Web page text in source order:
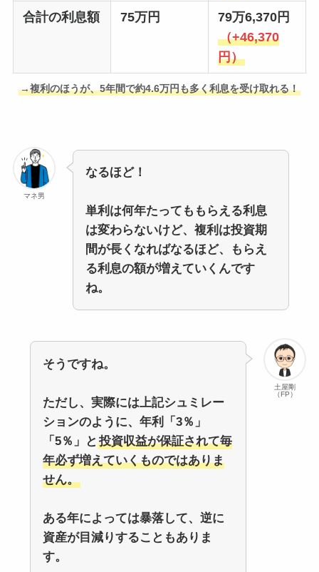
合計の利息額 75万円
79万6,370円
（+46,370
円）
→複利のほうが、5年間で約4.6万円も多く利息を受け取れる！
マネ男
なるほど！
単利は何年たってももらえる利息
は変わらないけど、複利は投資期
間が長くなればなるほど、もらえ
る利息の額が増えていくんです
ね。
土屋剛
（FP）
そうですね。
ただし、実際には上記シュミレー
ションのように、年利「3％」
「5％」と 投資収益が保証されて毎
年必ず増えていくものではありま
せん。
ある年によっては暴落して、逆に
資産が目減りすることもありま
す。